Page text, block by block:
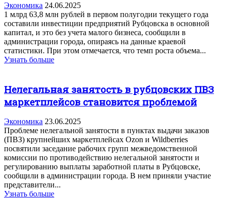
Экономика 24.06.2025
1 млрд 63,8 млн рублей в первом полугодии текущего года
составили инвестиции предприятий Рубцовска в основной
капитал, и это без учета малого бизнеса, сообщили в
администрации города, опираясь на данные краевой
статистики. При этом отмечается, что темп роста объема...
Узнать больше
Нелегальная занятость в рубцовских ПВЗ
маркетплейсов становится проблемой
Экономика 23.06.2025
Проблеме нелегальной занятости в пунктах выдачи заказов
(ПВЗ) крупнейших маркетплейсах Ozon и Wildberries
посвятили заседание рабочих групп межведомственной
комиссии по противодействию нелегальной занятости и
регулированию выплаты заработной платы в Рубцовске,
сообщили в администрации города. В нем приняли участие
представители...
Узнать больше